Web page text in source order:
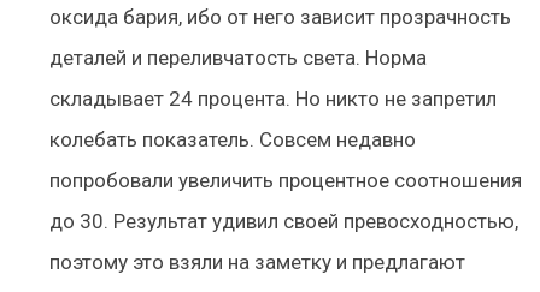
оксида бария, ибо от него зависит прозрачность
деталей и переливчатость света. Норма
складывает 24 процента. Но никто не запретил
колебать показатель. Совсем недавно
попробовали увеличить процентное соотношения
до 30. Результат удивил своей превосходностью,
поэтому это взяли на заметку и предлагают